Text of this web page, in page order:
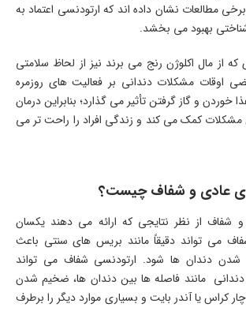
مطالعات نشان داده اند که ارتودنسی اعتماد به
بهبود می بخشد.
از مال اکلوژن رنج می برند نیز از لحاظ سلامتی
اوقات مشکلات دندانی بر فعالیت های روزمره
خوردن و گاز گرفتن تأثیر می گذارد؛ بنابراین درمان
کمک می کند و زندگی افراد را راحت تر می
عادی و شفاف چیست؟
شفاف از نظر نتایجی که ارائه می دهند یکسان
می تواند دقیقاً مانند بریس های سنتی باعث
دندان ها شود. ارتودنسی شفاف می تواند
مانند فاصله ها بین دندان ها، ضخیم شدن
کراس یا آندر بایت و بسیاری موارد دیگر را برطرف